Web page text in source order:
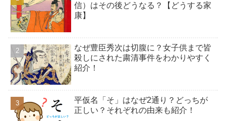
信）はその後どうなる？【どうする家
康】
なぜ豊臣秀次は切腹に？女子供まで皆
殺しにされた粛清事件をわかりやすく
紹介！
平仮名「そ」はなぜ2通り？どっちが
正しい？それぞれの由来も紹介！